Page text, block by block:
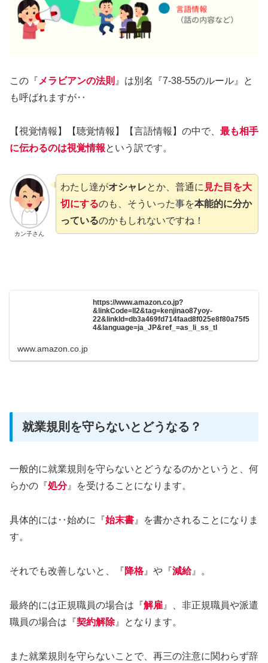
この『 メラビアンの法則 』は別名『7-38-55のルール』と
も呼ばれますが‥
【視覚情報】【聴覚情報】【言語情報】の中で、 最も相手
に伝わるのは視覚情報という訳です。
カン子さん
わたし達がオシャレとか、普通に 見た目を大
切にするのも、そういった事を本能的に分か
っているのかもしれないですね！
https://www.amazon.co.jp?
&linkCode=ll2&tag=kenjinao87yoy-
22&linkId=db3a469fd714faad8f025e8f80a75f5
4&language=ja_JP&ref_=as_li_ss_tl
www.amazon.co.jp
就業規則を守らないとどうなる？
一般的に就業規則を守らないとどうなるのかというと、何
らかの『 処分』を受けることになります。
具体的には‥始めに『始末書 』を書かされることになりま
す。
それでも改善しないと、『降格』や『減給』。
最終的には正規職員の場合は『解雇 』、非正規職員や派遣
職員の場合は『契約解除』となります。
また就業規則を守らないことで、再三の注意に関わらず辞